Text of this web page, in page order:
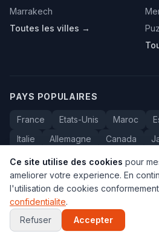
Marrakech
Toutes les villes →
PAYS POPULAIRES
France Etats-Unis Maroc
Italie
Allemagne Canada
Bresil
Algerie Tunisie
© 2005-2026 Carte du Monde.
•Contact Confidentialite
Ce site utilise des cookies pour
ameliorer votre experience. En
l'utilisation de cookies
confidentialite.
Refuser
Accepter